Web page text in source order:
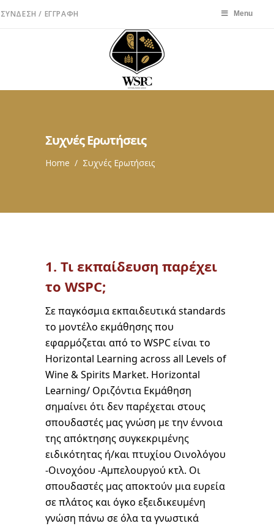
ΣΎΝΔΕΣΗ / ΕΓΓΡΑΦΉ
Συχνές Ερωτήσεις
Home / Συχνές Ερωτήσεις
1. Τι εκπαίδευση παρέχει
το WSPC;
Σε παγκόσμια εκπαιδευτικά standards
το μοντέλο εκμάθησης που
εφαρμόζεται από το WSPC είναι το
Horizontal Learning across all Levels of
Wine & Spirits Market. Horizontal
Learning/ Οριζόντια Εκμάθηση
σημαίνει ότι δεν παρέχεται στους
σπουδαστές μας γνώση με την έννοια
της απόκτησης συγκεκριμένης
ειδικότητας ή/και πτυχίου Οινολόγου
-Οινοχόου -Αμπελουργού κτλ. Οι
σπουδαστές μας αποκτούν μια ευρεία
σε πλάτος και όγκο εξειδικευμένη
γνώση πάνω σε όλα τα γνωστικά
Menu
Menu